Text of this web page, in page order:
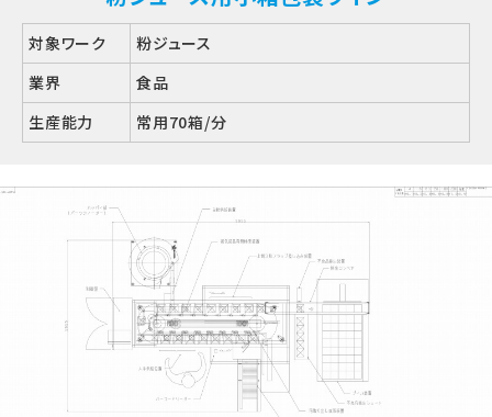
対象ワーク
粉ジュース
業界
食品
生産能力
常用70箱/分